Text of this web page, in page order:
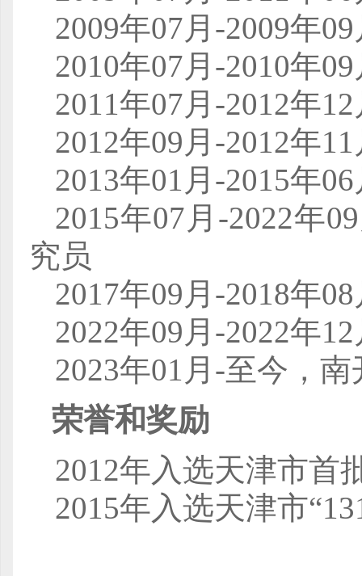
2009年07月-2009年
2010年07月-2010年
2011年07月-2012年
2012年09月-2012年
2013年01月-2015年
2015年07月-2022年
究员
2017年09月-2018年
2022年09月-2022年
2023年01月-至今，
荣誉和奖励
2012年入选天津市首
2015年入选天津市